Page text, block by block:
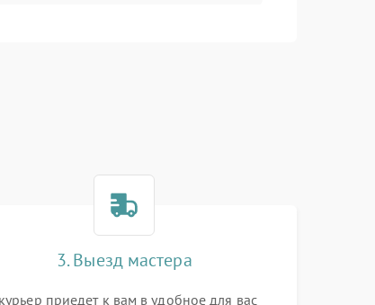
3. Выезд мастера
приедет к вам в удобное для вас